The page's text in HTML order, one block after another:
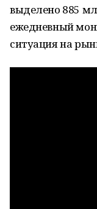
выделено 885
ежедневный
ситуация на